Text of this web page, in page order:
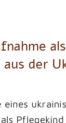
als
der
eines